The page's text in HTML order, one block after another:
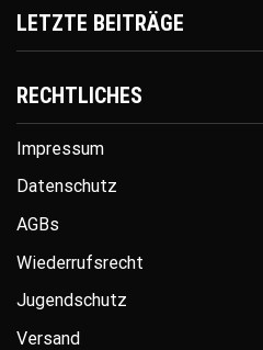
LETZTE BEITRÄGE
RECHTLICHES
Impressum
Datenschutz
AGBs
Wiederrufsrecht
Jugendschutz
Versand